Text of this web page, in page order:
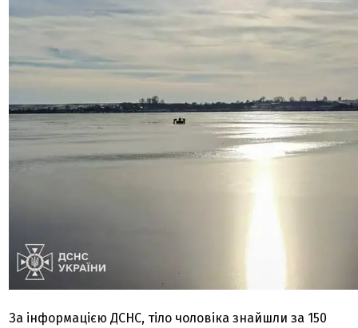
За інформацією ДСНС, тіло чоловіка знайшли за 150